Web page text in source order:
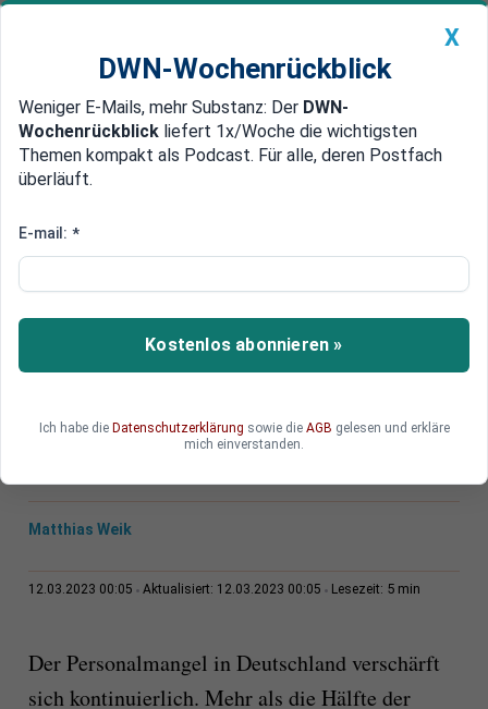
Newsticker MEIN DWN: Geldanlage Premium
Edelmetalle DWN-Magazin China
Fachkräfte kommen nicht nach
Scharen das Land
Bestseller-Autor Matthias Weik beschreibt die
bittere Realität eines Landes, das den Anschluss
abzurutschen droht.
Matthias Weik
12.03.2023 00:05 Aktualisiert: 12.03.2023 00:05 Lesezeit: 5 min
Der Personalmangel in Deutschland verschärft
sich kontinuierlich. Mehr als die Hälfte der
X
DWN-Wochenrückblick
Weniger E-Mails, mehr Substanz: Der DWN-
Wochenrückblick liefert 1x/Woche die wichtigsten
Themen kompakt als Podcast. Für alle, deren Postfach
überläuft.
E-mail: *
Kostenlos abonnieren »
Ich habe die Datenschutzerklärung sowie die AGB gelesen und erkläre
mich einverstanden.